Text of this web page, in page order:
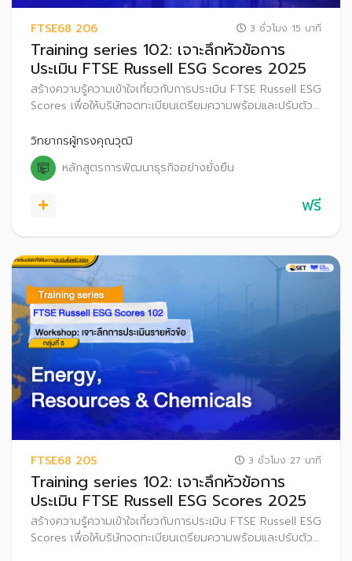
FTSE68 206 3 ชั่วโมง 15 นาที
Training series 102: เจาะลึกหัวข้อการ
ประเมิน FTSE Russell ESG Scores 2025
สร้างความรู้ความเข้าใจเกี่ยวกับการประเมิน FTSE Russell ESG
Scores เพื่อให้บริษัทจดทะเบียนเตรียมความพร้อมและปรับตัว
Scores สู่สาธารณะ ตั้งแต่ปี 2569 เป็นต้นไป
วิทยากรผู้ทรงคุณวุฒิ
หลักสูตรการพัฒนาธุรกิจอย่างยั่งยืน
ฟรี
FTSE68 205 3 ชั่วโมง 27 นาที
Training series 102: เจาะลึกหัวข้อการ
ประเมิน FTSE Russell ESG Scores 2025
สร้างความรู้ความเข้าใจเกี่ยวกับการประเมิน FTSE Russell ESG
Scores เพื่อให้บริษัทจดทะเบียนเตรียมความพร้อมและปรับตัว